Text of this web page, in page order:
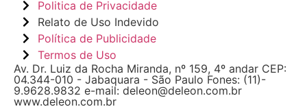
Politica de Privacidade
Relato de Uso Indevido
Política de Publicidade
Termos de Uso
Av. Dr. Luiz da Rocha Miranda, nº 159, 4º andar CEP:
04.344-010 - Jabaquara - São Paulo Fones: (11)-
9.9628.9832 e-mail: deleon@deleon.com.br
www.deleon.com.br